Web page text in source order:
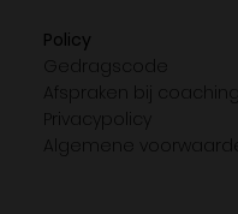
Policy
Gedragscode
Afspraken bij coachings
Privacypolicy
Algemene